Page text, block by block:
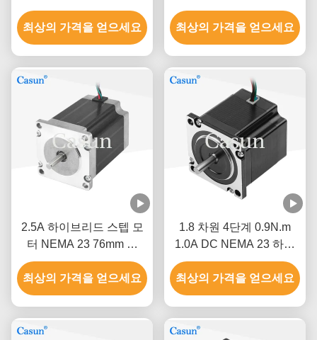
테이퍼 모터 Nema 23 기
계 자동화
최상의 가격을 얻으세요
2.8A 섬유 기계
최상의 가격을 얻으세요
2.5A 하이브리드 스텝 모
터 NEMA 23 76mm 몸
1.5N.M CNC 기계
최상의 가격을 얻으세요
1.8 차원 4단계 0.9N.m
1.0A DC NEMA 23 하이
브리드 스텝 모터 CNC 로
봇
최상의 가격을 얻으세요